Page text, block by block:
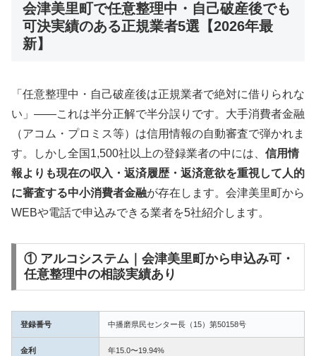
会津美里町で任意整理中・自己破産後でも
可決実績のある正規業者5選【2026年最
新】
「任意整理中・自己破産後は正規業者で絶対に借りられな
い」——これは半分正解で半分誤りです。大手消費者金融
（アコム・プロミス等）は信用情報の自動審査で弾かれま
す。しかし全国1,500社以上の登録業者の中には、 信用情
報よりも現在の収入・返済履歴・返済意欲を重視して人的
に審査する中小消費者金融が存在します。会津美里町から
WEBや電話で申込みできる業者を5社紹介します。
① アルコシステム｜会津美里町から申込み可・
任意整理中の相談実績あり
登録番号 中播磨県民センター長（15）第50158号
金利 年15.0〜19.94%